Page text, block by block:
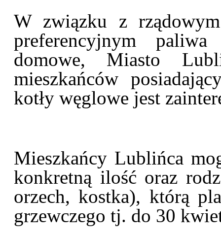
W związku z
preferencyjnym paliwa
domowe, Miasto
mieszkańców
kotły węglowe jest
Mieszkańcy Lublińca
konkretną ilość oraz
orzech, kostka), którą
grzewczego tj. do 30